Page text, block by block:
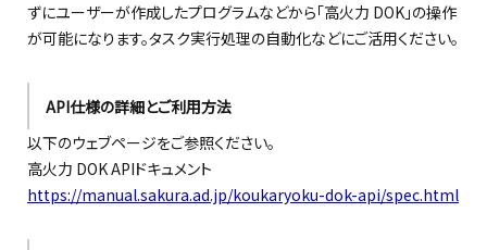
ずにユーザーが作成したプログラムなどから「高火力 DOK」の操作
が可能になります。タスク実行処理の自動化などにご活用ください。
API仕様の詳細とご利用方法
以下のウェブページをご参照ください。
高火力 DOK APIドキュメント
https://manual.sakura.ad.jp/koukaryoku-dok-api/spec.html